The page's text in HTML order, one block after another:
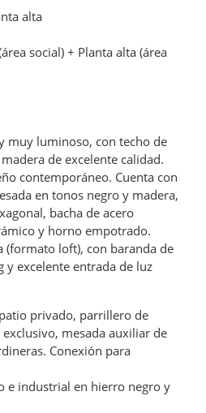
alta
social) + Planta alta (área
muy luminoso, con techo de
de excelente calidad.
contemporáneo. Cuenta con
en tonos negro y madera,
bacha de acero
y horno empotrado.
(formato loft), con baranda de
y excelente entrada de luz
privado, parrillero de
mesada auxiliar de
Conexión para
e industrial en hierro negro y